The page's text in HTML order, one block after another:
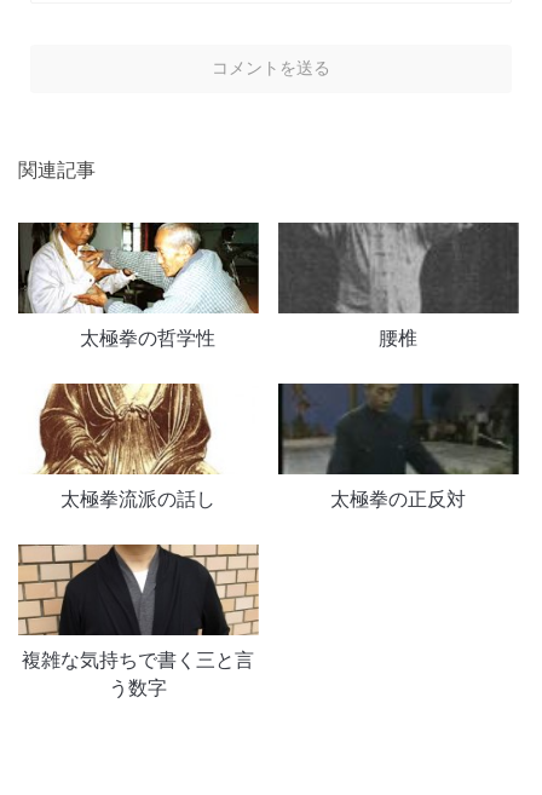
関連記事
太極拳の哲学性 腰椎
太極拳流派の話し 太極拳の正反対
複雑な気持ちで書く三と言
う数字